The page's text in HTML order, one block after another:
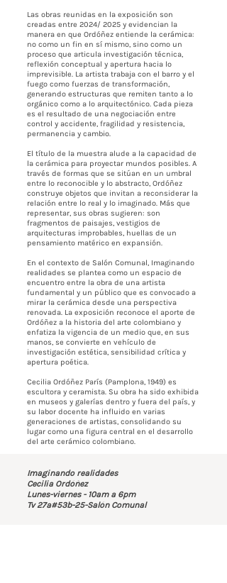
Las obras reunidas en la exposición son
creadas entre 2024/ 2025 y evidencian la
manera en que Ordóñez entiende la cerámica:
no como un fin en sí mismo, sino como un
proceso que articula investigación técnica,
reflexión conceptual y apertura hacia lo
imprevisible. La artista trabaja con el barro y el
fuego como fuerzas de transformación,
generando estructuras que remiten tanto a lo
orgánico como a lo arquitectónico. Cada pieza
es el resultado de una negociación entre
control y accidente, fragilidad y resistencia,
permanencia y cambio.
El título de la muestra alude a la capacidad de
la cerámica para proyectar mundos posibles. A
través de formas que se sitúan en un umbral
entre lo reconocible y lo abstracto, Ordóñez
construye objetos que invitan a reconsiderar la
relación entre lo real y lo imaginado. Más que
representar, sus obras sugieren: son
fragmentos de paisajes, vestigios de
arquitecturas improbables, huellas de un
pensamiento matérico en expansión.
En el contexto de Salón Comunal, Imaginando
realidades se plantea como un espacio de
encuentro entre la obra de una artista
fundamental y un público que es convocado a
mirar la cerámica desde una perspectiva
renovada. La exposición reconoce el aporte de
Ordóñez a la historia del arte colombiano y
enfatiza la vigencia de un medio que, en sus
manos, se convierte en vehículo de
investigación estética, sensibilidad crítica y
apertura poética.
Cecilia Ordóñez París (Pamplona, 1949) es
escultora y ceramista. Su obra ha sido exhibida
en museos y galerías dentro y fuera del país, y
su labor docente ha influido en varias
generaciones de artistas, consolidando su
lugar como una figura central en el desarrollo
del arte cerámico colombiano.
Imaginando realidades
Cecilia Ordóñez
Lunes-viernes - 10am a 6pm
Tv 27a#53b-25-Salón Comunal